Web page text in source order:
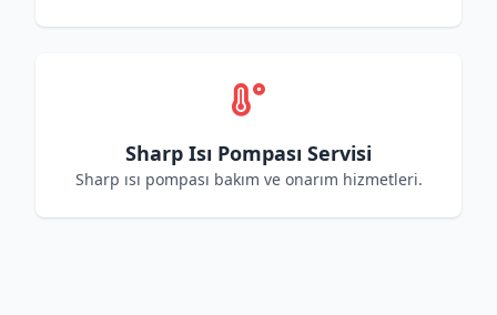
Sharp Isı Pompası Servisi
Sharp ısı pompası bakım ve onarım hizmetleri.